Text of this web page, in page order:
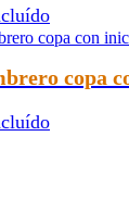
copa